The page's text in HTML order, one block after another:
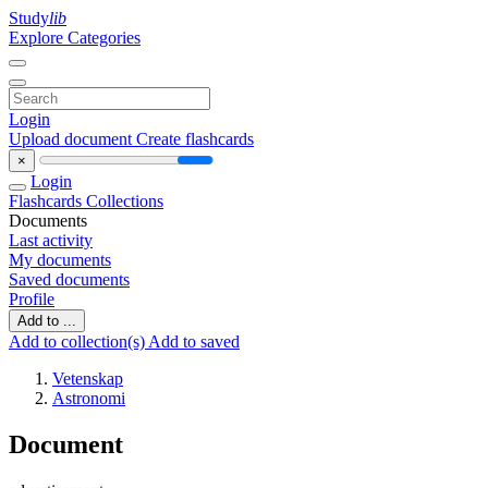
Studylib
Explore Categories
Login
Upload document Create flashcards
×
Login
Flashcards Collections
Documents
Last activity
My documents
Saved documents
Profile
Add to ...
Add to collection(s) Add to saved
Vetenskap
Astronomi
Document